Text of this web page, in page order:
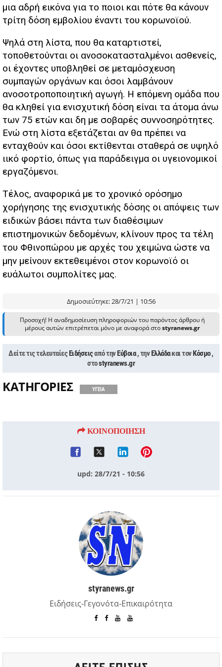
μια αδρή εικόνα για το ποιοι και πότε θα κάνουν
τρίτη δόση εμβολίου έναντι του κορωνοϊού.
Ψηλά στη λίστα, που θα καταρτιστεί,
τοποθετούνται οι ανοσοκατασταλμένοι ασθενείς,
οι έχοντες υποβληθεί σε μεταμόσχευση
συμπαγών οργάνων και όσοι λαμβάνουν
ανοσοτροποποιητική αγωγή. Η επόμενη ομάδα που
θα κληθεί για ενισχυτική δόση είναι τα άτομα άνω
των 75 ετών και δη με σοβαρές συννοσηρότητες.
Ενώ στη λίστα εξετάζεται αν θα πρέπει να
ενταχθούν και όσοι εκτίθενται σταθερά σε υψηλό
ιικό φορτίο, όπως για παράδειγμα οι υγειονομικοί
εργαζόμενοι.
Τέλος, αναφορικά με το χρονικό ορόσημο
χορήγησης της ενισχυτικής δόσης οι απόψεις των
ειδικών βάσει πάντα των διαθέσιμων
επιστημονικών δεδομένων, κλίνουν προς τα τέλη
του Φθινοπώρου με αρχές του χειμώνα ώστε να
μην μείνουν εκτεθειμένοι στον κορωνοϊό οι
ευάλωτοι συμπολίτες μας.
Δημοσιεύτηκε: 28/7/21 | 10:56
Προσοχή! Η αναδημοσίευση πληροφοριών του παρόντος άρθρου ή
μέρους αυτών επιτρέπεται μόνο με αναφορά στοstyranews.gr
Δείτε τις τελευταίεςΕιδήσειςαπό τηνΕύβοια , τηνΕλλάδακαι τονΚόσμο,
στοstyranews.gr
ΚΑΤΗΓΟΡΙΕΣ ΥΓΕΙΑ
ΚΟΙΝΟΠΟΙΗΣΗ
upd: 28/7/21 - 10:56
styranews.gr
Ειδήσεις-Γεγονότα-Επικαιρότητα